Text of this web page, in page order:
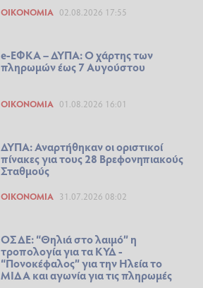
ΟΙΚΟΝΟΜΊΑ 02.08.2026 17:55
e-ΕΦΚΑ – ΔΥΠΑ: Ο χάρτης των
πληρωμών έως 7 Αυγούστου
ΟΙΚΟΝΟΜΊΑ 01.08.2026 16:01
ΔΥΠΑ: Αναρτήθηκαν οι οριστικοί
πίνακες για τους 28 Βρεφονηπιακούς
Σταθμούς
ΟΙΚΟΝΟΜΊΑ 31.07.2026 08:02
ΟΣΔΕ: “Θηλιά στο λαιμό” η
τροπολογία για τα ΚΥΔ -
“Πονοκέφαλος” για την Ηλεία το
ΜΙΔΑ και αγωνία για τις πληρωμές